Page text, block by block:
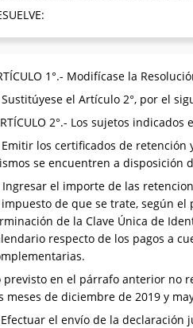
1°.- Modifícase la
Sustitúyese el Artículo 2°, por el
2°.- Los sujetos
Emitir los certificados de retención
se encuentren a disposición
Ingresar el importe de las
de que se trate, según
de la Clave Única de
respecto de los pagos a
previsto en el párrafo anterior no
meses de diciembre de 2019 y
el envío de la